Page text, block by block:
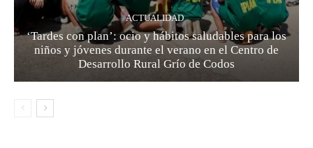
ACTUALIDAD
‘Tardes con plan’: ocio y hábitos saludables para los
niños y jóvenes durante el verano en el Centro de
Desarrollo Rural Grío de Codos